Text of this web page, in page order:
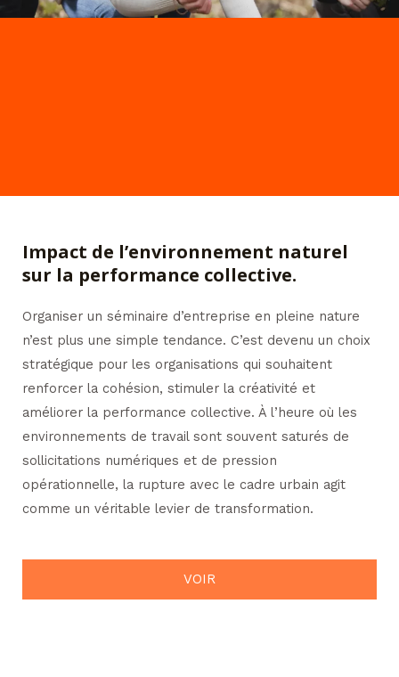
Impact de l’environnement naturel
sur la performance collective.
Organiser un séminaire d’entreprise en pleine nature
n’est plus une simple tendance. C’est devenu un choix
stratégique pour les organisations qui souhaitent
renforcer la cohésion, stimuler la créativité et
améliorer la performance collective. À l’heure où les
environnements de travail sont souvent saturés de
sollicitations numériques et de pression
opérationnelle, la rupture avec le cadre urbain agit
comme un véritable levier de transformation.
VOIR